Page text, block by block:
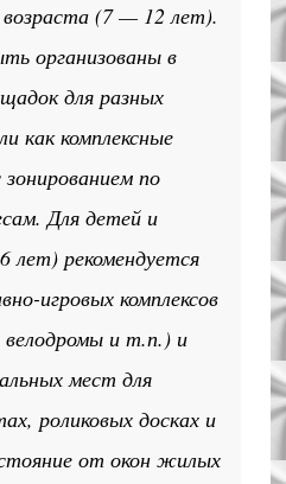
возраста (7 — 12 лет).
организованы в
для разных
как комплексные
по
Для детей и
лет) рекомендуется
игровых комплексов
и т.п.) и
мест для
роликовых досках и
от окон жилых